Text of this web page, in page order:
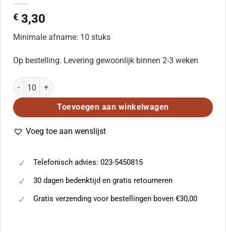
€ 3,30
Minimale afname: 10 stuks
Op bestelling. Levering gewoonlijk binnen 2-3 weken
When I Fall in Love aantal
Toevoegen aan winkelwagen
Voeg toe aan wenslijst
Telefonisch advies: 023-5450815
30 dagen bedenktijd en gratis retourneren
Gratis verzending voor bestellingen boven €30,00